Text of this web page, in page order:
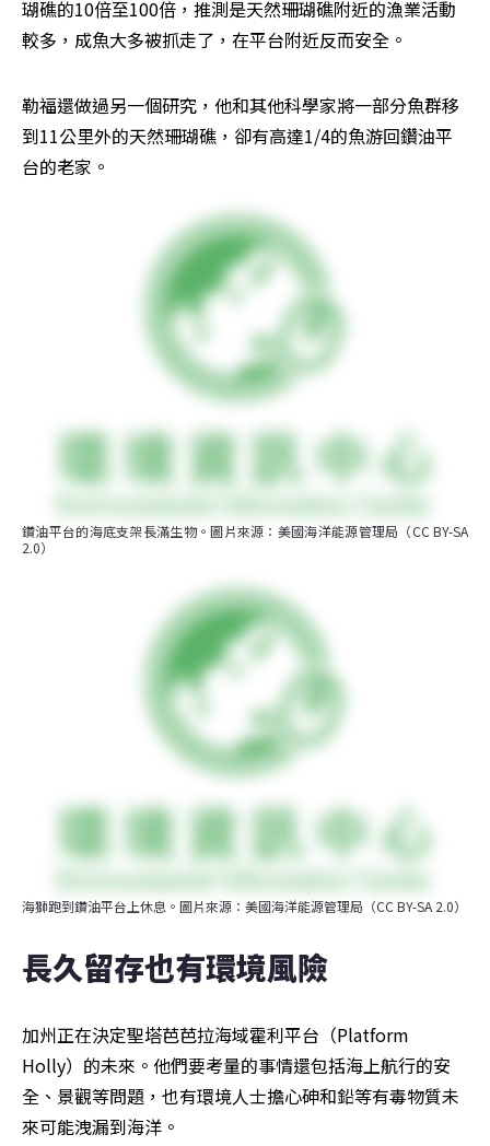
瑚礁的10倍至100倍，推測是天然珊瑚礁附近的漁業活動
較多，成魚大多被抓走了，在平台附近反而安全。
勒福還做過另一個研究，他和其他科學家將一部分魚群移
到11公里外的天然珊瑚礁，卻有高達1/4的魚游回鑽油平
台的老家。
鑽油平台的海底支架長滿生物。圖片來源：美國海洋能源管理局（CC BY-SA
2.0）
海獅跑到鑽油平台上休息。圖片來源：美國海洋能源管理局（CC BY-SA 2.0）
長久留存也有環境風險
加州正在決定聖塔芭芭拉海域霍利平台（Platform
Holly）的未來。他們要考量的事情還包括海上航行的安
全、景觀等問題，也有環境人士擔心砷和鉛等有毒物質未
來可能洩漏到海洋。